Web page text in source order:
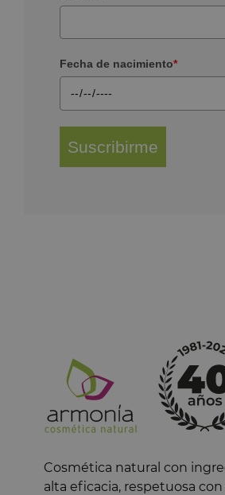
Fecha de nacimiento*
Suscribirme
Cosmética natural con
alta eficacia, respetuosa